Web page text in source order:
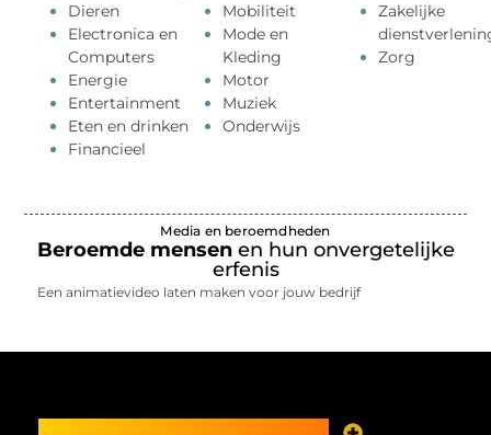
Dieren
Electronica en
Computers
Energie
Entertainment
Eten en drinken
Financieel
Mobiliteit
Mode en
Kleding
Motor
Muziek
Onderwijs
Zakelijke
Zorg
Media en beroemdheden
Beroemde mensenen hun onvergetelijke
erfenis
Een animatievideo laten maken voor jouw bedrijf